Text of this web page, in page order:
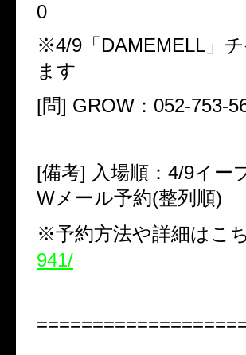
0
※4/9 「 DAMEMELL 」
ます
[問] GROW ： 052-753-
[備考] 入場順： 4/9イー
Wメール予約(整列順)
※予約方法や詳細はこ
941/